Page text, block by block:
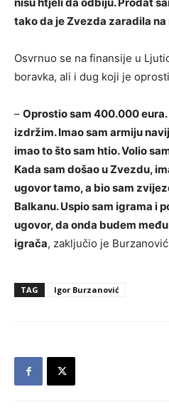
tako da je Zvezda zaradila na
Osvrnuo se na finansije u
boravka, ali i dug koji je
– Oprostio sam 400.000
izdržim. Imao sam armiju
imao to što sam htio. Volio
Kada sam došao u Zvezdu,
ugovor tamo, a bio sam
Balkanu. Uspio sam igrama i
ugovor, da onda budem
igrača, zaključio je
TAG Igor Burzanović